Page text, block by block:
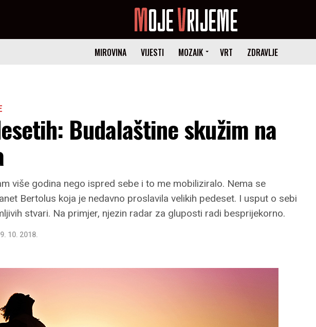
MIROVINA VIJESTI MOZAIK VRT ZDRAVLJE
Budalaštine skužim na
više godina nego ispred sebe i to me mobiliziralo. Nema se
Bertolus koja je nedavno proslavila velikih pedeset. I usput o sebi
stvari. Na primjer, njezin radar za gluposti radi besprijekorno.
10. 2018.